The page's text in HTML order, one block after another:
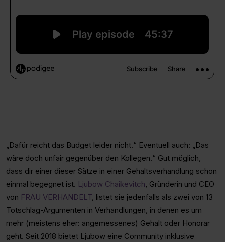
„Dafür reicht das Budget leider nicht.“ Eventuell auch: „Das
wäre doch unfair gegenüber den Kollegen.“ Gut möglich,
dass dir einer dieser Sätze in einer Gehaltsverhandlung schon
einmal begegnet ist. Ljubow Chaikevitch , Gründerin und CEO
von FRAU VERHANDELT, listet sie jedenfalls als zwei von 13
Totschlag-Argumenten in Verhandlungen, in denen es um
mehr (meistens eher: angemessenes) Gehalt oder Honorar
geht. Seit 2018 bietet Ljubow eine Community inklusive